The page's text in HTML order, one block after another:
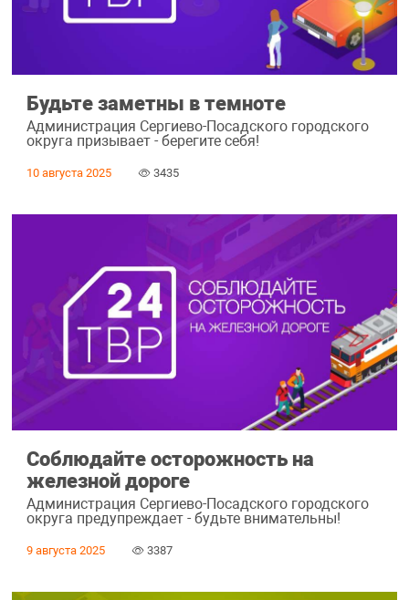
Будьте заметны в темноте
Администрация Сергиево-Посадского городского
округа призывает - берегите себя!
10 августа 2025 3435
Соблюдайте осторожность на
железной дороге
Администрация Сергиево-Посадского городского
округа предупреждает - будьте внимательны!
9 августа 2025 3387